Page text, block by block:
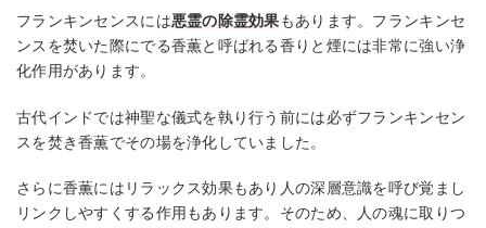
フランキンセンスには悪霊の除霊効果もあります。フランキンセ
ンスを焚いた際にでる香薫と呼ばれる香りと煙には非常に強い浄
化作用があります。
古代インドでは神聖な儀式を執り行う前には必ずフランキンセン
スを焚き香薫でその場を浄化していました。
さらに香薫にはリラックス効果もあり人の深層意識を呼び覚まし
リンクしやすくする作用もあります。そのため、人の魂に取りつ